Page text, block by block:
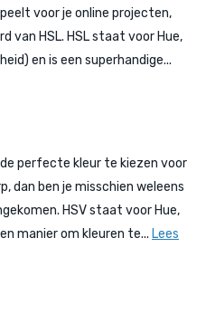
voor je online projecten,
van HSL. HSL staat voor Hue,
en is een superhandige...
perfecte kleur te kiezen voor
dan ben je misschien weleens
HSV staat voor Hue,
manier om kleuren te... Lees